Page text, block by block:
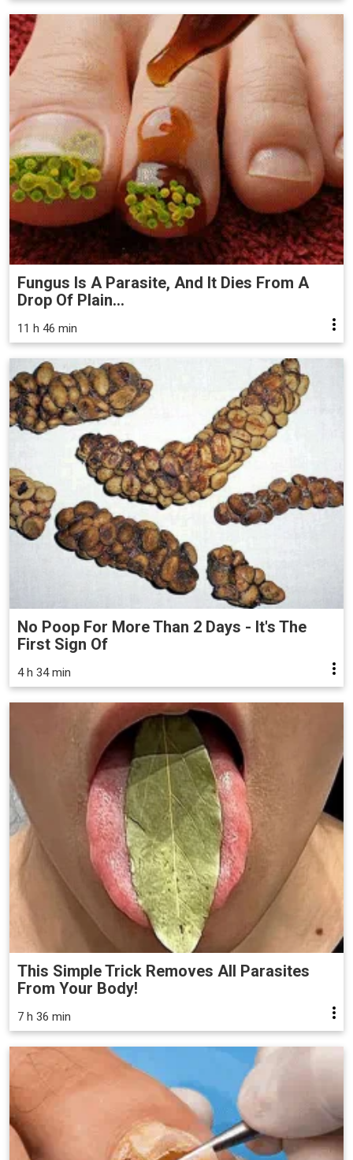
Fungus Is A Parasite, And It Dies From A
Drop Of Plain...
11 h 46 min
No Poop For More Than 2 Days - It's The
First Sign Of
4 h 34 min
This Simple Trick Removes All Parasites
From Your Body!
7 h 36 min